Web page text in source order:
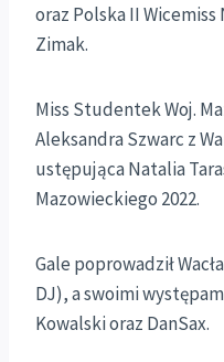
oraz Polska II
Zimak.
Miss Studentek Woj.
Aleksandra Szwarc z
ustępująca Natalia
Mazowieckiego 2022.
Gale poprowadził
DJ), a swoimi
Kowalski oraz DanSax.